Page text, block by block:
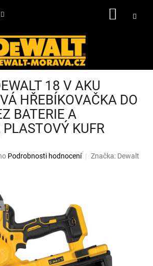
18 V AKU
HŘEBÍKOVAČKA DO
BATERIE A
PLASTOVÝ KUFR
Podrobnosti hodnocení Značka: Dewalt